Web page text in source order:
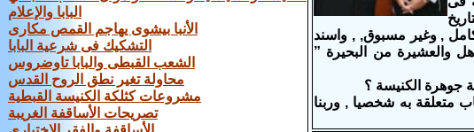
البابا والإعلام
الأنبا بيشوى يهاجم القمص مكارى
التشكيك فى شرعية البابا
الشعب القبطى والبابا تاوضروس
محاولة تغير نطق الروح القدس
مشروعات كثلكة الكنيسة القبطية
تصريحات الأساقفة الغريبة
, وغير مسبوق, , واسند
والعشيرة من البحيرة ”
جوهرة الكنيسة ؟
متعلقة به شخصيا , وربنا